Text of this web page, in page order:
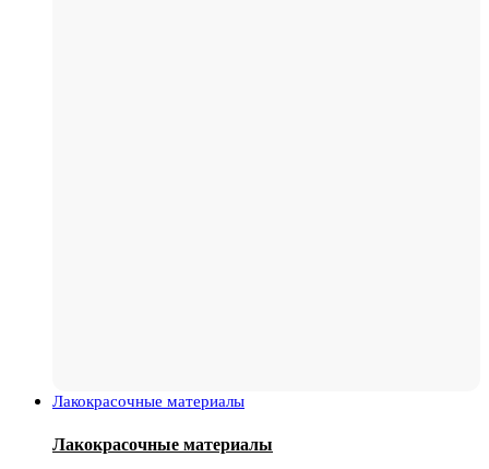
Лакокрасочные материалы
Лакокрасочные материалы